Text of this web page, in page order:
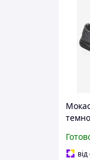
від